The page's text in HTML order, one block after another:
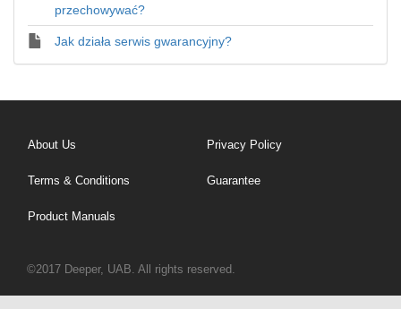
przechowywać?
Jak działa serwis gwarancyjny?
About Us Privacy Policy
Terms & Conditions Guarantee
Product Manuals
©2017 Deeper, UAB. All rights reserved.